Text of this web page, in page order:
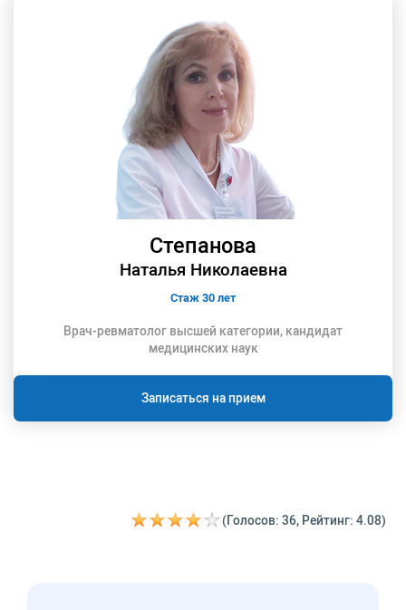
Степанова
Наталья Николаевна
Стаж 30 лет
Врач-ревматолог высшей категории, кандидат
медицинских наук
Записаться на прием
(Голосов: 36, Рейтинг: 4.08)